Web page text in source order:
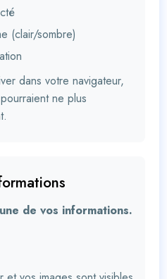
(clair/sombre)
dans votre navigateur,
ne plus
de vos informations.